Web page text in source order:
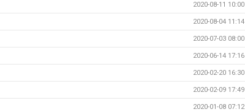
2020-08-11 10:00
2020-08-04 11:14
2020-07-03 08:00
2020-06-14 17:16
2020-02-20 16:30
2020-02-09 17:49
2020-01-08 07:12